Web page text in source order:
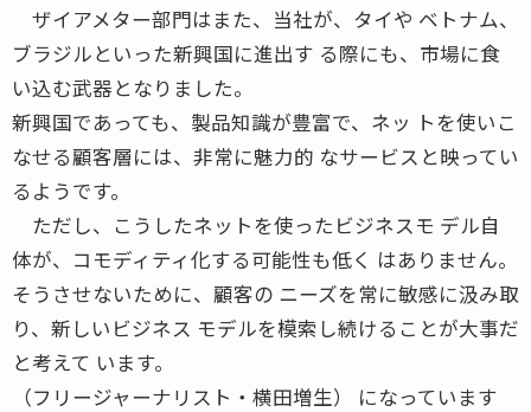
ザイアメター部門はまた、当社が、タイや ベトナム、
ブラジルといった新興国に進出す る際にも、市場に食
い込む武器となりました。
新興国であっても、製品知識が豊富で、ネッ トを使いこ
なせる顧客層には、非常に魅力的 なサービスと映ってい
るようです。
ただし、こうしたネットを使ったビジネスモ デル自
体が、コモディティ化する可能性も低く はありません。
そうさせないために、顧客の ニーズを常に敏感に汲み取
り、新しいビジネス モデルを模索し続けることが大事だ
と考えて います。
（フリージャーナリスト・横田増生） になっています